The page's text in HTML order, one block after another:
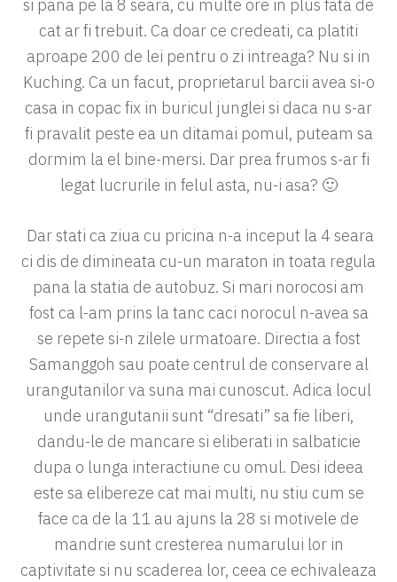
si pana pe la 8 seara, cu multe ore in plus fata de
cat ar fi trebuit. Ca doar ce credeati, ca platiti
aproape 200 de lei pentru o zi intreaga? Nu si in
Kuching. Ca un facut, proprietarul barcii avea si-o
casa in copac fix in buricul junglei si daca nu s-ar
fi pravalit peste ea un ditamai pomul, puteam sa
dormim la el bine-mersi. Dar prea frumos s-ar fi
legat lucrurile in felul asta, nu-i asa? 🙂
Dar stati ca ziua cu pricina n-a inceput la 4 seara
ci dis de dimineata cu-un maraton in toata regula
pana la statia de autobuz. Si mari norocosi am
fost ca l-am prins la tanc caci norocul n-avea sa
se repete si-n zilele urmatoare. Directia a fost
Samanggoh sau poate centrul de conservare al
urangutanilor va suna mai cunoscut. Adica locul
unde urangutanii sunt “dresati” sa fie liberi,
dandu-le de mancare si eliberati in salbaticie
dupa o lunga interactiune cu omul. Desi ideea
este sa elibereze cat mai multi, nu stiu cum se
face ca de la 11 au ajuns la 28 si motivele de
mandrie sunt cresterea numarului lor in
captivitate si nu scaderea lor, ceea ce echivaleaza